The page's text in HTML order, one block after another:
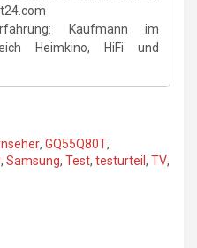
Kaufmann im
Heimkino, HiFi und
, GQ55Q80T,
, Samsung, Test, testurteil , TV,